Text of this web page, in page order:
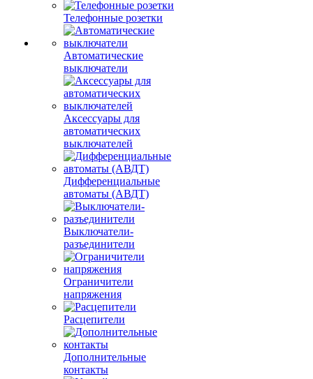
Телефонные розетки
Автоматические
выключатели
Аксессуары для
автоматических
выключателей
Дифференциальные
автоматы (АВДТ)
Выключатели-
разъединители
Ограничители
напряжения
Расцепители
Дополнительные
контакты